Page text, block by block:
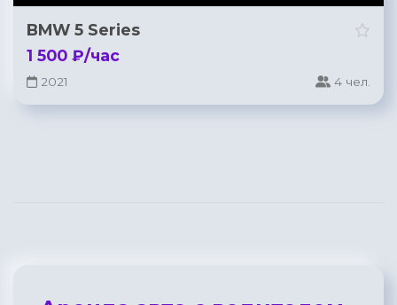
BMW 5 Series
1 500 ₽/час
2021 4 чел.